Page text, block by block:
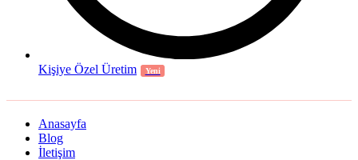
Kişiye Özel Üretim Yeni
Anasayfa
Blog
İletişim